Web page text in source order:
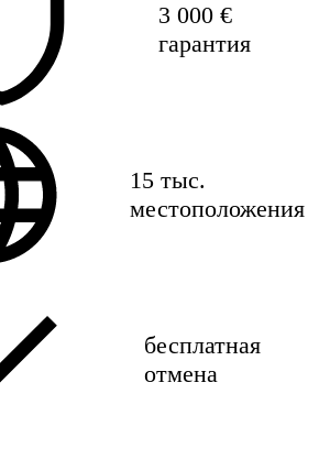
3 000 €
гарантия
15 тыс.
местоположения
бесплатная
отмена